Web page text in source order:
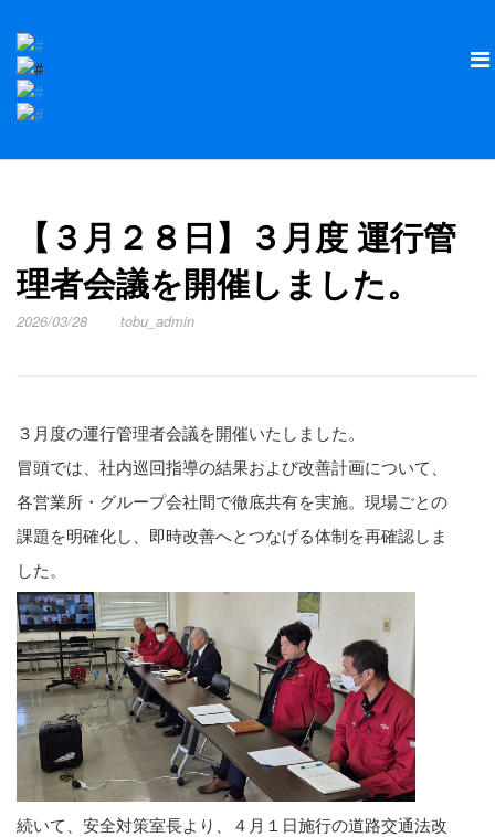
【３月２８日】３月度 運行管
理者会議を開催しました。
2026/03/28 tobu_admin
３月度の運行管理者会議を開催いたしました。
冒頭では、社内巡回指導の結果および改善計画について、
各営業所・グループ会社間で徹底共有を実施。現場ごとの
課題を明確化し、即時改善へとつなげる体制を再確認しま
した。
続いて、安全対策室長より、４月１日施行の道路交通法改